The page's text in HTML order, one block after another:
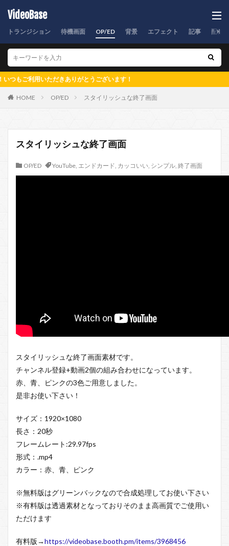
VideoBase
トランジション 待機画面 OP/ED 背景 エフェクト 記事 配信
いただきありがとうございます！
HOME OP/ED スタイリッシュな終了画面
スタイリッシュな終了画面
OP/ED YouTube, エンドカード, カッコいい, シンプル, 終了画面
スタイリッシュな終了画面素材です。
チャンネル登録+動画2個の組み合わせになっています。
赤、青、ピンクの3色ご用意しました。
是非お使い下さい！
サイズ：1920×1080
長さ：20秒
フレームレート:29.97fps
形式：.mp4
カラー：赤、青、ピンク
※無料版はグリーンバックなので合成処理してお使い下さい
※有料版は透過素材となっておりそのまま高画質でご使用い
ただけます
有料版→https://videobase.booth.pm/items/3968456